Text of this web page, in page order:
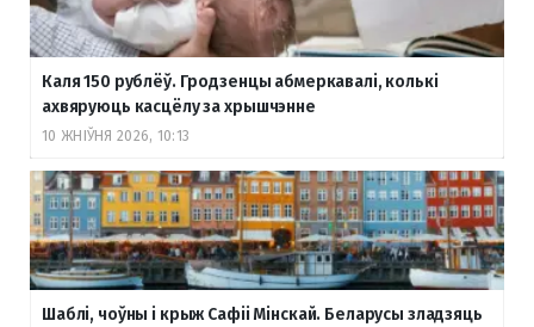
Каля 150 рублёў. Гродзенцы абмеркавалі, колькі
ахвяруюць касцёлу за хрышчэнне
10 ЖНІЎНЯ 2026, 10:13
Шаблі, чоўны і крыж Сафіі Мінскай. Беларусы зладзяць